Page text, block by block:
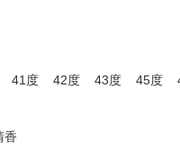
41度 42度 43度 45度
香